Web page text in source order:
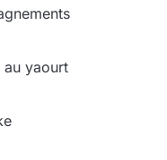
au yaourt